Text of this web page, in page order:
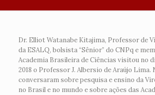
Dr. Elliot Watanabe Kitajima, Professor de
da ESALQ, bolsista “Sênior” do CNPq e
Academia Brasileira de Ciências visitou no
2018 o Professor J. Albersio de Araújo Lima.
conversaram sobre pesquisa e ensino da
no Brasil e no mundo e sobre ações das